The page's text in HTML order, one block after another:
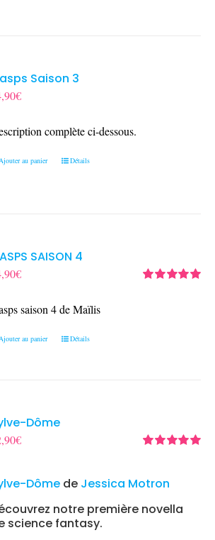
Saison 3
€
complète ci-dessous.
au panier Détails
SAISON 4
€
saison 4 de Maïlis
au panier Détails
Dôme
€
Dôme de Jessica Motron
notre première novella
science fantasy.